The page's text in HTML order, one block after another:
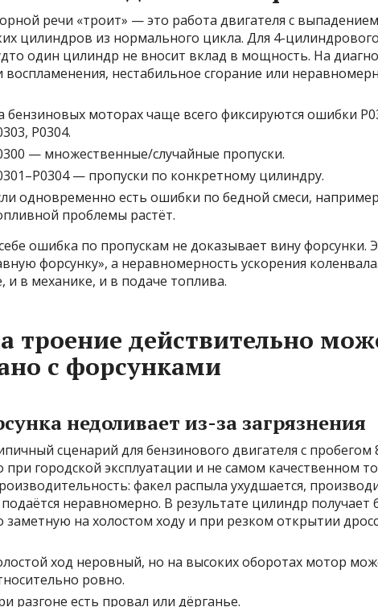
речи «троит» — это работа двигателя с
цилиндров из нормального цикла. Для 4-
один цилиндр не вносит вклад в мощность. На
воспламенения, нестабильное сгорание или
бензиновых моторах чаще всего фиксируются ошибки
P0304.
— множественные/случайные пропуски.
— пропуски по конкретному цилиндру.
одновременно есть ошибки по бедной смеси,
проблемы растёт.
ошибка по пропускам не доказывает вину форсунки.
форсунку», а неравномерность ускорения
и в механике, и в подаче топлива.
троение действительно
с форсунками
недоливает из-за загрязнения
сценарий для бензинового двигателя с пробегом
при городской эксплуатации и не самом качественном
факел распыла ухудшается,
неравномерно. В результате цилиндр получает
заметную на холостом ходу и при резком открытии
ход неровный, но на высоких оборотах мотор
ровно.
разгоне есть провал или дёрганье.